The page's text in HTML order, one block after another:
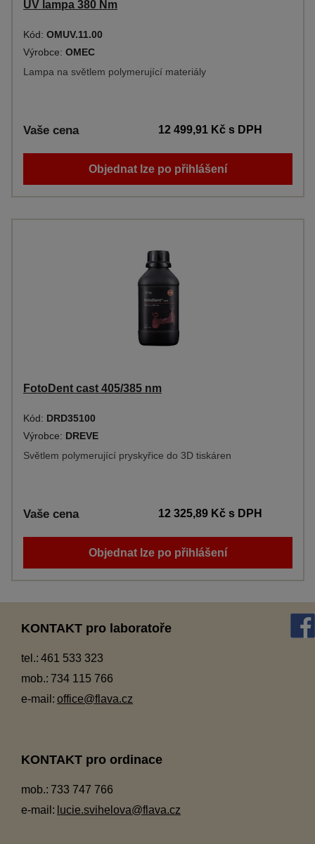
UV lampa 380 Nm
Kód: OMUV.11.00
Výrobce: OMEC
Lampa na světlem polymerující materiály
Vaše cena 12 499,91 Kčs DPH
Objednat lze po přihlášení
FotoDent cast 405/385 nm
Kód: DRD35100
Výrobce: DREVE
Světlem polymerující pryskyřice do 3D tiskáren
Vaše cena 12 325,89 Kčs DPH
Objednat lze po přihlášení
KONTAKT pro laboratoře
tel.: 461 533 323
mob.: 734 115 766
e-mail: office@flava.cz
KONTAKT pro ordinace
mob.: 733 747 766
e-mail: lucie.svihelova@flava.cz